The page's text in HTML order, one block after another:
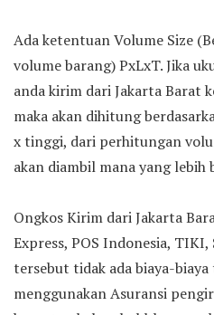
Ada ketentuan Volume Size
volume barang) PxLxT. Jika
anda kirim dari Jakarta Barat
maka akan dihitung
x tinggi, dari perhitungan
akan diambil mana yang lebih
Ongkos Kirim dari Jakarta
Express, POS Indonesia, TIKI,
tersebut tidak ada biaya-
menggunakan Asuransi